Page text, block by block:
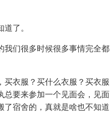
了。
我们很多时候很多事情完全都
衣服？买什么衣服？买衣服
总要来参加一个见面会，见面
了宿舍的，真就是啥也不知道